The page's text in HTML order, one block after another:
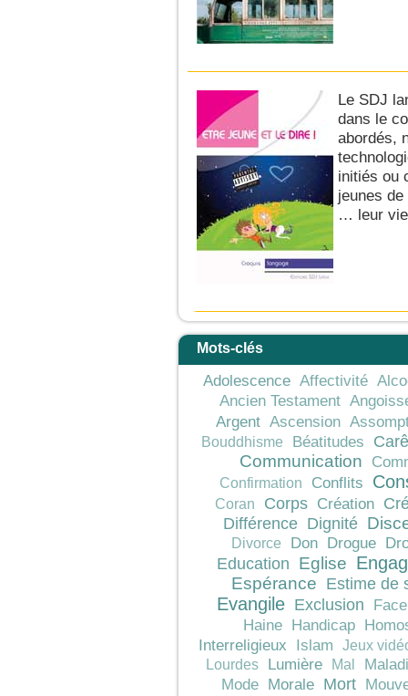
Le SDJ
dans le
abordés,
initiés ou
jeunes
… leur
Mots-clés
Adolescence Affectivité
Ancien Testament
Argent Ascension
Bouddhisme Béatitudes
Communication
Confirmation Conflits
Coran Corps Création
Différence Dignité
Divorce Don Drogue
Education Eglise
Espérance Estime de
Evangile Exclusion
Haine Handicap
Interreligieux Islam
Jeux
Lourdes
Lumière Mal
Mode
Morale Mort